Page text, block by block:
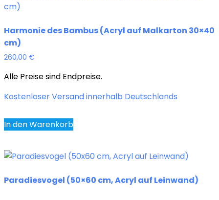
Harmonie des Bambus (Acryl auf Malkarton 30×40
cm)
260,00 €
Alle Preise sind Endpreise.
Kostenloser Versand innerhalb Deutschlands
In den Warenkorb
Paradiesvogel (50×60 cm, Acryl auf Leinwand)